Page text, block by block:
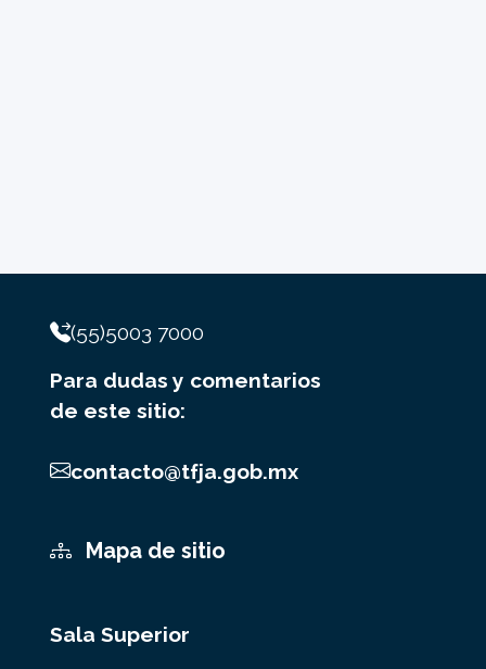
(55)5003 7000
Para dudas y comentarios
de este sitio:
contacto@tfja.gob.mx
Mapa de sitio
Sala Superior